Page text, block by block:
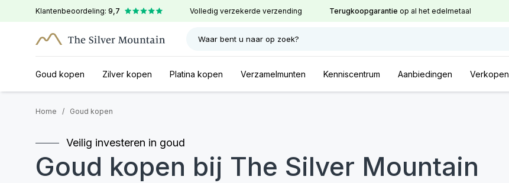
Klantenbeoordeling: 9,7 Volledig verzekerde verzending Terugkoopgarantie op al het edelmetaal
Waar bent u naar op zoek?
Goud kopen Zilver kopen Platina kopen Verzamelmunten Kenniscentrum Aanbiedingen Verkopen
Home / Goud kopen
Veilig investeren in goud
Goud kopen bij The Silver Mountain